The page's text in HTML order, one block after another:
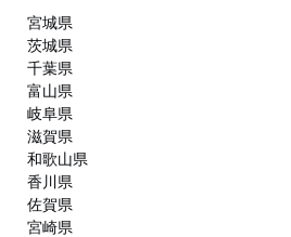
宮城県
茨城県
千葉県
富山県
岐阜県
滋賀県
和歌山県
香川県
佐賀県
宮崎県